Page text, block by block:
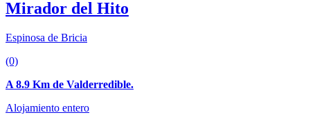
Mirador del Hito
Espinosa de Bricia
(0)
A 8.9 Km de Valderredible.
Alojamiento entero